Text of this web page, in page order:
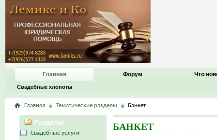
Главная
Свадебные хлопоты
Форум Что
Главная Тематические разделы Банкет
БАНКЕТ
Разделы
Свадебные услуги